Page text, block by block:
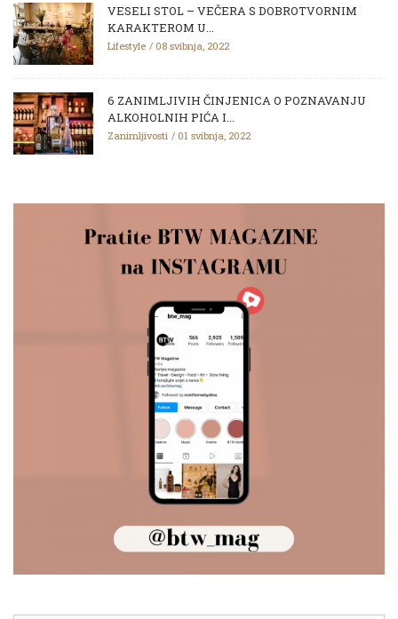
VESELI STOL – VEČERA S DOBROTVORNIM
KARAKTEROM U...
Lifestyle 08 svibnja, 2022
6 ZANIMLJIVIH ČINJENICA O POZNAVANJU
ALKOHOLNIH PIĆA I...
Zanimljivosti 01 svibnja, 2022